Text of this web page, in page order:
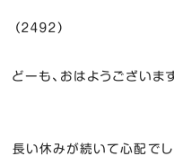
（２４９２）
どーも、おはようございます
長い休みが続いて心配で